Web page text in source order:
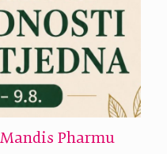
Pharmu